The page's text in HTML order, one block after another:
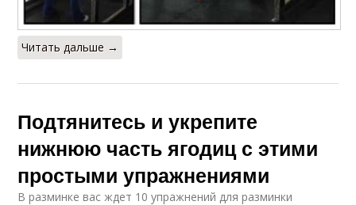
Читать дальше →
Подтянитесь и укрепите
нижнюю часть ягодиц с этими
простыми упражнениями
В разминке вас ждет 10 упражнений для разминки